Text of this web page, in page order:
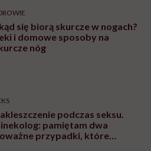
się biorą skurcze w nogach?
i domowe sposoby na
nóg
podczas seksu.
pamiętam dwa
przypadki, które